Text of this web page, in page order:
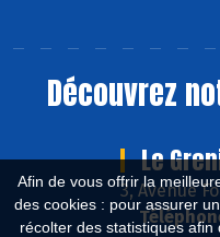
Afin de vous offrir la
des cookies : pour assurer
récolter des statistiques
Découvrez
Le
3, Avenue